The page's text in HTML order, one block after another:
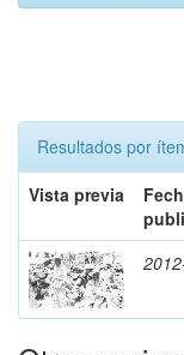
Resultados por
Vista previa